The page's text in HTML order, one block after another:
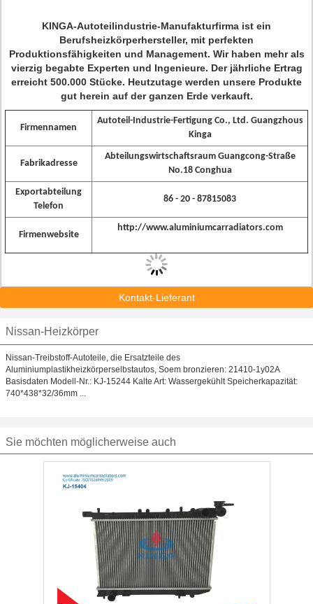
KINGA-Autoteilindustrie-Manufakturfirma ist ein
Berufsheizkörperhersteller, mit perfekten
Produktionsfähigkeiten und Management. Wir haben mehr als
vierzig begabte Experten und Ingenieure. Der jährliche Ertrag
erreicht 500.000 Stücke. Heutzutage werden unsere Produkte
gut herein auf der ganzen Erde verkauft.
Firmennamen
Autoteil-Industrie-Fertigung Co., Ltd. Guangzhous
Kinga
Fabrikadresse
Abteilungswirtschaftsraum Guangcong-Straße
No.18 Conghua
Exportabteilung
Telefon
86 - 20 - 87815083
Firmenwebsite
http://www.aluminiumcarradiators.com
Kontakt-Lieferant
Nissan-Heizkörper
Nissan-Treibstoff-Autoteile, die Ersatzteile des
Aluminiumplastikheizkörperselbstautos, Soem bronzieren: 21410-1y02A
Basisdaten Modell-Nr.: KJ-15244 Kalte Art: Wassergekühlt Speicherkapazität:
740*438*32/36mm ...
Sie möchten möglicherweise auch